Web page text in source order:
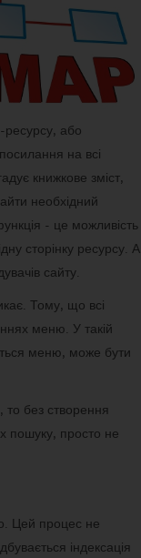
ресурсу, або
на всі
книжкове зміст,
необхідний
- це можливість
сторінку ресурсу. А
сайту.
Тому, що всі
меню. У такій
меню, може бути
без створення
пошуку, просто не
Цей процес не
індексація